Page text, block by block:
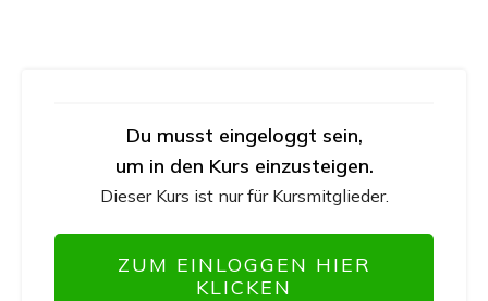
Du musst eingeloggt sein,
um in den Kurs einzusteigen.
Dieser Kurs ist nur für Kursmitglieder.
ZUM EINLOGGEN HIER
KLICKEN